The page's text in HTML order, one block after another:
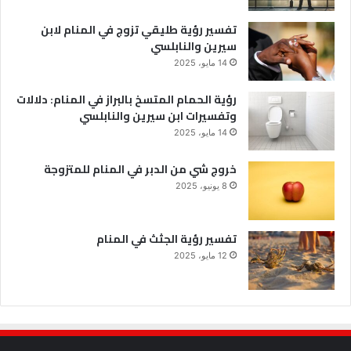
تفسير رؤية طليقي تزوج في المنام لابن
سيرين والنابلسي
14 مايو، 2025
رؤية الحمام المتسخ بالبراز في المنام: دلالات
وتفسيرات ابن سيرين والنابلسي
14 مايو، 2025
خروج شي من الدبر في المنام للمتزوجة
8 يونيو، 2025
تفسير رؤية الجثث في المنام
12 مايو، 2025